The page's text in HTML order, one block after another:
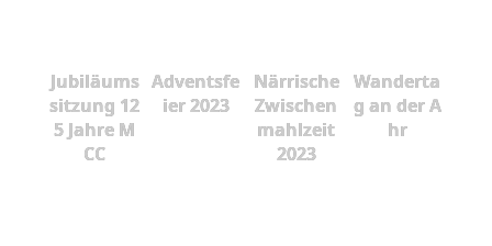
Jubiläums
sitzung 12
5 Jahre M
CC
Adventsfe
ier 2023
Närrische
Zwischen
mahlzeit
2023
Wanderta
g an der A
hr